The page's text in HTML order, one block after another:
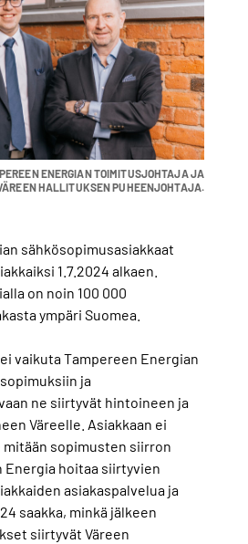
ENERGIAN TOIMITUSJOHTAJA JA
HALLITUKSEN PUHEENJOHTAJA.
sähkösopimusasiakkaat
1.7.2024 alkaen.
on noin 100 000
ympäri Suomea.
vaikuta Tampereen Energian
ja
ne siirtyvät hintoineen ja
Väreelle. Asiakkaan ei
sopimusten siirron
Energia hoitaa siirtyvien
asiakaspalvelua ja
saakka, minkä jälkeen
siirtyvät Väreen